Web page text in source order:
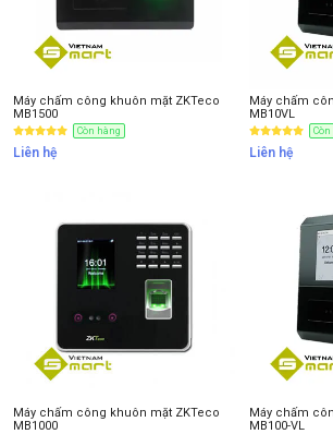
Máy chấm công khuôn mặt ZKTeco
MB1500
Còn hàng
Liên hệ
Máy chấm
MB10VL
Còn
Liên hệ
Máy chấm công khuôn mặt ZKTeco
MB1000
Máy chấm
MB100-VL
Tôi Không
NHẬN BÁO GIÁ